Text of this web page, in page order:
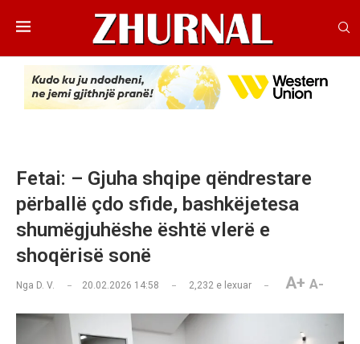
Fetai: – Gjuha shqipe qëndrestare
përballë çdo sfide, bashkëjetesa
shumëgjuhëshe është vlerë e
shoqërisë sonë
Nga D. V. 20.02.2026 14:58 2,232 e lexuar A+ A-